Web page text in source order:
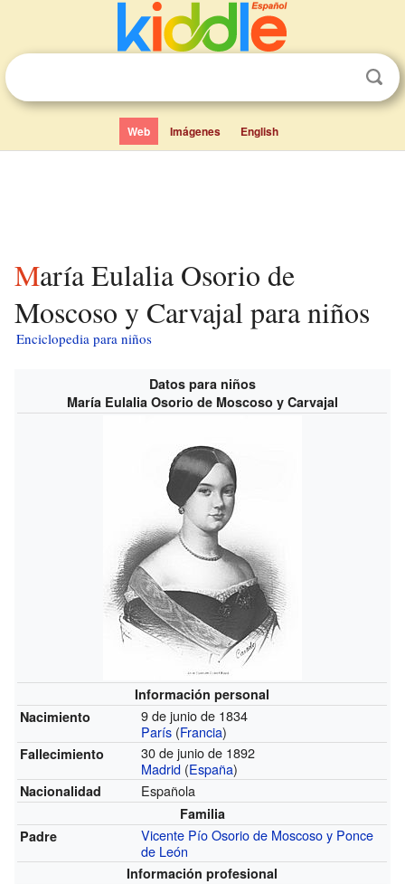
Web Imágenes English
María Eulalia Osorio de
Moscoso y Carvajal para niños
Enciclopedia para niños
Datos para niños
María Eulalia Osorio de Moscoso y Carvajal
Información personal
Nacimiento
9 de junio de 1834
París (Francia)
Fallecimiento
30 de junio de 1892
Madrid (España)
Nacionalidad Española
Familia
Padre
Vicente Pío Osorio de Moscoso y Ponce
de León
Información profesional